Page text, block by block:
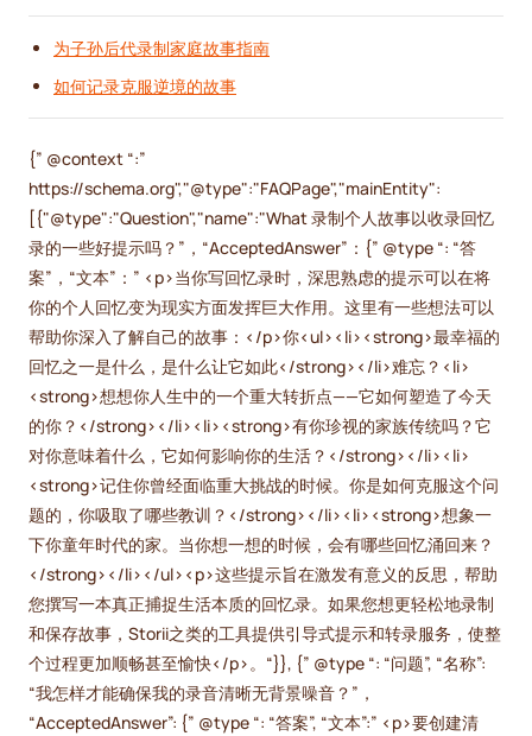
为子孙后代录制家庭故事指南
如何记录克服逆境的故事
{” @context “:”
https://schema.org","@type":"FAQPage","mainEntity":
[{"@type":"Question","name":"What 录制个人故事以收录回忆
录的一些好提示吗？”，“AcceptedAnswer”：{” @type “: “答
案”，“文本”：” <p>当你写回忆录时，深思熟虑的提示可以在将
你的个人回忆变为现实方面发挥巨大作用。这里有一些想法可以
帮助你深入了解自己的故事：</p>你<ul><li><strong>最幸福的
回忆之一是什么，是什么让它如此</strong></li>难忘？<li>
<strong>想想你人生中的一个重大转折点——它如何塑造了今天
的你？</strong></li><li><strong>有你珍视的家族传统吗？它
对你意味着什么，它如何影响你的生活？</strong></li><li>
<strong>记住你曾经面临重大挑战的时候。你是如何克服这个问
题的，你吸取了哪些教训？</strong></li><li><strong>想象一
下你童年时代的家。当你想一想的时候，会有哪些回忆涌回来？
</strong></li></ul><p>这些提示旨在激发有意义的反思，帮助
您撰写一本真正捕捉生活本质的回忆录。如果您想更轻松地录制
和保存故事，Storii之类的工具提供引导式提示和转录服务，使整
个过程更加顺畅甚至愉快</p>。“}}, {” @type “: “问题”, “名称”:
“我怎样才能确保我的录音清晰无背景噪音？”，
“AcceptedAnswer”: {” @type “: “答案”, “文本”:” <p>要创建清